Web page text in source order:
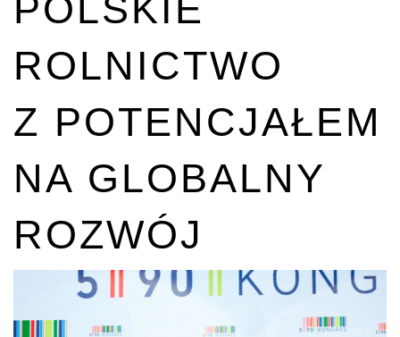
POLSKIE
ROLNICTWO
Z POTENCJAŁEM
NA GLOBALNY
ROZWÓJ